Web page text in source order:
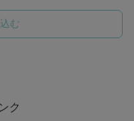
む
ク